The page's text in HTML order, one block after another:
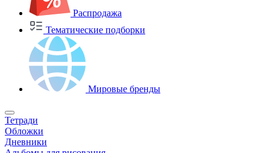
Распродажа
Тематические подборки
Мировые бренды
Тетради
Обложки
Дневники